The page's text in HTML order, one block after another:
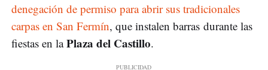
denegación de permiso para abrir sus tradicionales
carpas en San Fermín, que instalen barras durante las
fiestas en laPlaza del Castillo.